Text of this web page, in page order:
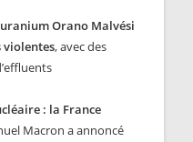
Orano Malvési
violentes, avec des
: la France
Macron a annoncé